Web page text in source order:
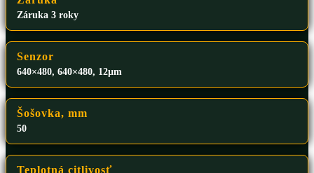
Záruka 3 roky
Senzor
640×480, 640×480, 12µm
Šošovka, mm
50
Teplotná citlivosť